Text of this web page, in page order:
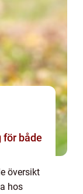
översikt
hos